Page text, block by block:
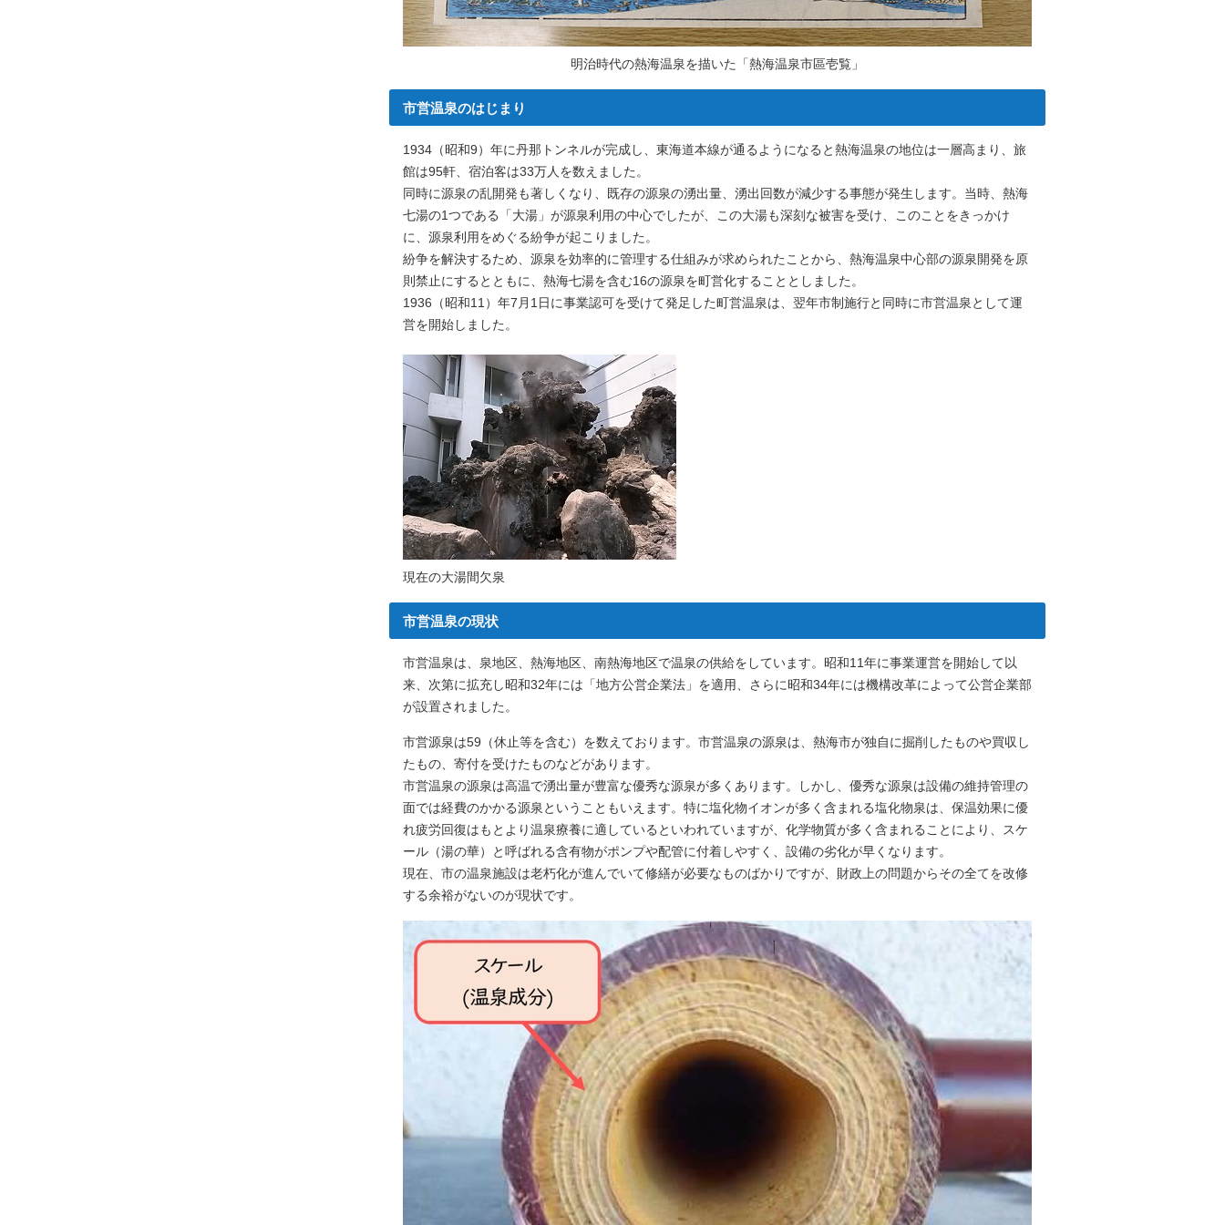
明治時代の熱海温泉を描いた「熱海温泉市區壱覧」
市営温泉のはじまり
1934（昭和9）年に丹那トンネルが完成し、東海道本線が通るようになると熱海温泉の地位は一層高まり、旅
館は95軒、宿泊客は33万人を数えました。
同時に源泉の乱開発も著しくなり、既存の源泉の湧出量、湧出回数が減少する事態が発生します。当時、熱海
七湯の1つである「大湯」が源泉利用の中心でしたが、この大湯も深刻な被害を受け、このことをきっかけ
に、源泉利用をめぐる紛争が起こりました。
紛争を解決するため、源泉を効率的に管理する仕組みが求められたことから、熱海温泉中心部の源泉開発を原
則禁止にするとともに、熱海七湯を含む16の源泉を町営化することとしました。
1936（昭和11）年7月1日に事業認可を受けて発足した町営温泉は、翌年市制施行と同時に市営温泉として運
営を開始しました。
現在の大湯間欠泉
市営温泉の現状
市営温泉は、泉地区、熱海地区、南熱海地区で温泉の供給をしています。昭和11年に事業運営を開始して以
来、次第に拡充し昭和32年には「地方公営企業法」を適用、さらに昭和34年には機構改革によって公営企業部
が設置されました。
市営源泉は59（休止等を含む）を数えております。市営温泉の源泉は、熱海市が独自に掘削したものや買収し
たもの、寄付を受けたものなどがあります。
市営温泉の源泉は高温で湧出量が豊富な優秀な源泉が多くあります。しかし、優秀な源泉は設備の維持管理の
面では経費のかかる源泉ということもいえます。特に塩化物イオンが多く含まれる塩化物泉は、保温効果に優
れ疲労回復はもとより温泉療養に適しているといわれていますが、化学物質が多く含まれることにより、スケ
ール（湯の華）と呼ばれる含有物がポンプや配管に付着しやすく、設備の劣化が早くなります。
現在、市の温泉施設は老朽化が進んでいて修繕が必要なものばかりですが、財政上の問題からその全てを改修
する余裕がないのが現状です。